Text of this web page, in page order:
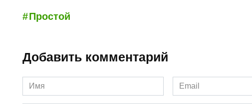
Простой
Добавить комментарий
Имя
*
Email
*